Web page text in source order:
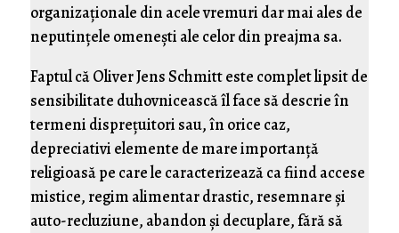
organizaţionale din acele vremuri dar mai ales de
neputinţele omeneşti ale celor din preajma sa.
Faptul că Oliver Jens Schmitt este complet lipsit de
sensibilitate duhovnicească îl face să descrie în
termeni dispreţuitori sau, în orice caz,
depreciativi elemente de mare importanţă
religioasă pe care le caracterizează ca fiind accese
mistice, regim alimentar drastic, resemnare şi
auto-recluziune, abandon şi decuplare, fără să